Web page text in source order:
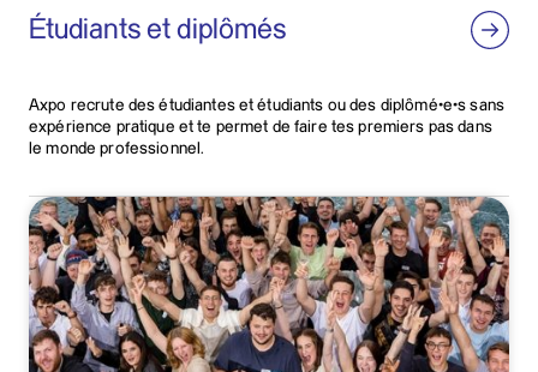
Étudiants et diplômés
Axpo recrute des étudiantes et étudiants ou des diplômé·e·s sans
expérience pratique et te permet de faire tes premiers pas dans
le monde professionnel.